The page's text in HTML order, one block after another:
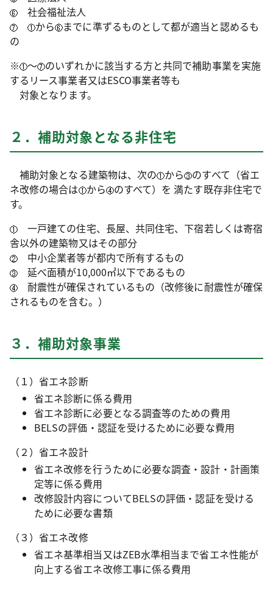
社会福祉法人
から
までに準ずるものとして都が適当と認めるも
の
※ ～ のいずれかに該当する方と共同で補助事業を実施
するリース事業者又はESCO事業者等も
対象となります。
２．補助対象となる非住宅
補助対象となる建築物は、次の から のすべて（省エ
ネ改修の場合は
から
のすべて）を 満たす既存非住宅で
す。
一戸建ての住宅、長屋、共同住宅、下宿若しくは寄宿
舎以外の建築物又はその部分
中小企業者等が都内で所有するもの
延べ面積が10,000㎡以下であるもの
耐震性が確保されているもの（改修後に耐震性が確保
されるものを含む。）
３．補助対象事業
（１）省エネ診断
省エネ診断に係る費用
省エネ診断に必要となる調査等のための費用
BELSの評価・認証を受けるために必要な費用
（２）省エネ設計
省エネ改修を行うために必要な調査・設計・計画策
定等に係る費用
改修設計内容についてBELSの評価・認証を受ける
ために必要な書類
（３）省エネ改修
省エネ基準相当又はZEB水準相当まで省エネ性能が
向上する省エネ改修工事に係る費用